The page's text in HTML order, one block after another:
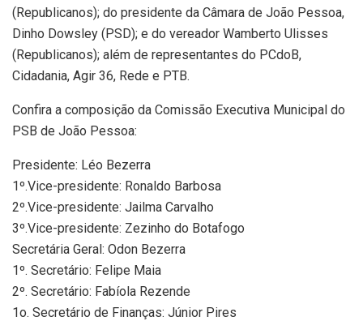
(Republicanos); do presidente da Câmara de João Pessoa,
Dinho Dowsley (PSD); e do vereador Wamberto Ulisses
(Republicanos); além de representantes do PCdoB,
Cidadania, Agir 36, Rede e PTB.
Confira a composição da Comissão Executiva Municipal do
PSB de João Pessoa:
Presidente: Léo Bezerra
1º.Vice-presidente: Ronaldo Barbosa
2º.Vice-presidente: Jailma Carvalho
3º.Vice-presidente: Zezinho do Botafogo
Secretária Geral: Odon Bezerra
1º. Secretário: Felipe Maia
2º. Secretário: Fabíola Rezende
1o. Secretário de Finanças: Júnior Pires